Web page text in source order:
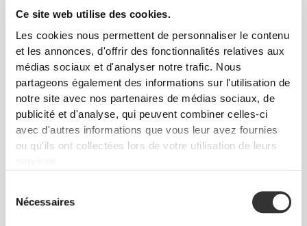
Ce site web utilise des cookies.
Les cookies nous permettent de personnaliser le contenu
et les annonces, d'offrir des fonctionnalités relatives aux
médias sociaux et d'analyser notre trafic. Nous
partageons également des informations sur l'utilisation de
notre site avec nos partenaires de médias sociaux, de
publicité et d'analyse, qui peuvent combiner celles-ci
avec d'autres informations que vous leur avez fournies
ou qu'ils ont collectées lors de votre utilisation de leurs
Nécessaires
€59.99
€24.99